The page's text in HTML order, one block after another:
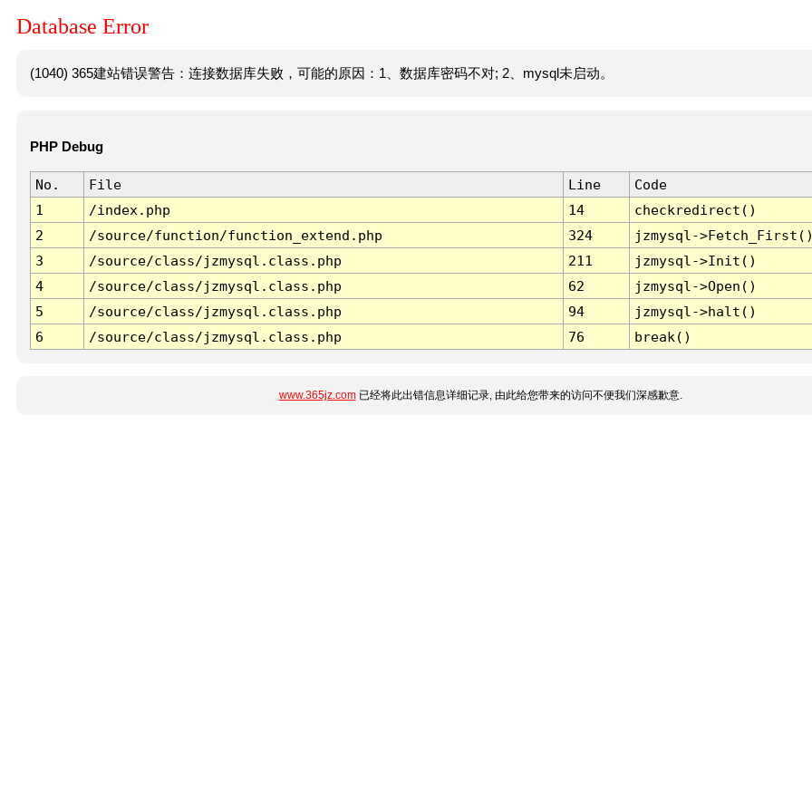
Database Error
(1040) 365建站错误警告：连接数据库失败，可能的原因：1、数据库密码不对; 2、mysql未启动。
PHP Debug
No. File Line
Code
1
/index.php 14
checkredirect()
2
/source/function/function_extend.php 324
jzmysql-
3
/source/class/jzmysql.class.php 211
jzmysql->Init()
4
/source/class/jzmysql.class.php 62
jzmysql->Open()
5
/source/class/jzmysql.class.php 94
jzmysql->halt()
6
/source/class/jzmysql.class.php 76 break()
www.365jz.com已经将此出错信息详细记录, 由此给您带来的访问不便我们深感歉意.